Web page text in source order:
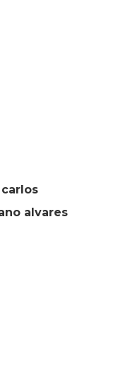
alvares